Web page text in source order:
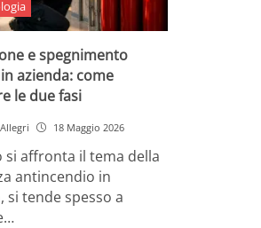
e spegnimento
azienda: come
le due fasi
18 Maggio 2026
si affronta il tema della
antincendio in
si tende spesso a